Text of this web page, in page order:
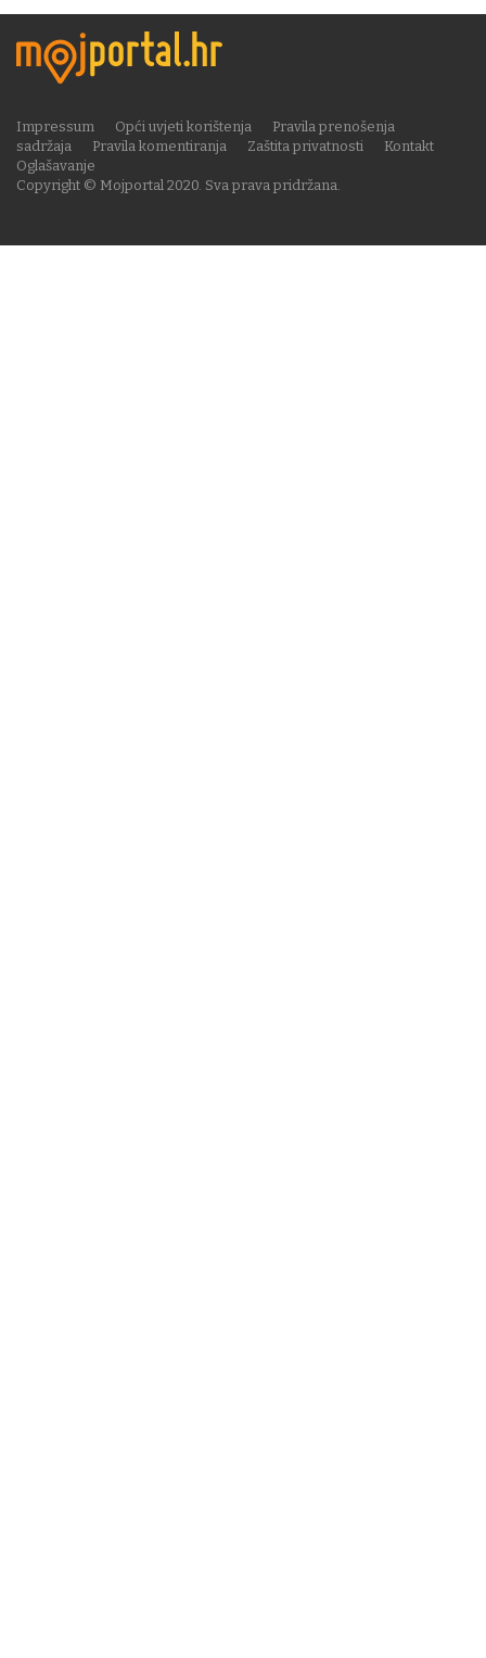
Copyright © Mojportal 2020. Sva prava pridržana.
Impressum Opći uvjeti korištenja
Pravila prenošenja
sadržaja
Pravila komentiranja Zaštita privatnosti
Kontakt
Oglašavanje